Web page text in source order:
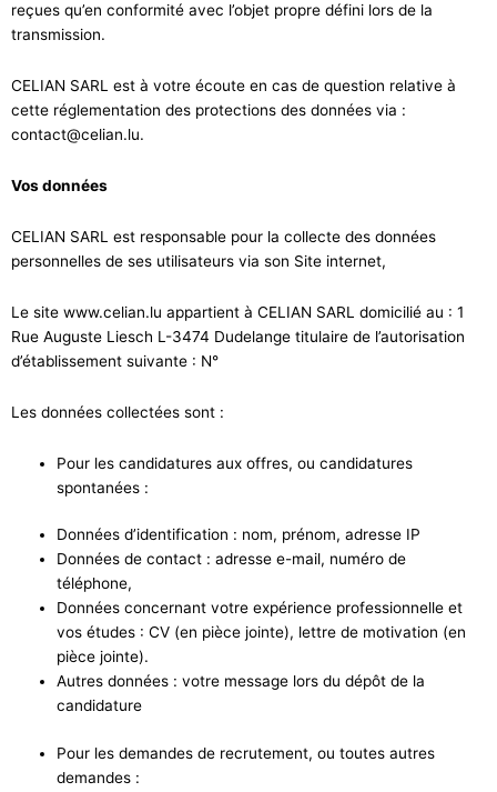
reçues qu’en conformité avec l’objet propre défini lors de la
transmission.
CELIAN SARL est à votre écoute en cas de question relative à
cette réglementation des protections des données via :
contact@celian.lu.
Vos données
CELIAN SARL est responsable pour la collecte des données
personnelles de ses utilisateurs via son Site internet,
Le site www.celian.lu appartient à CELIAN SARL domicilié au : 1
Rue Auguste Liesch L-3474 Dudelange titulaire de l’autorisation
d’établissement suivante : N°
Les données collectées sont :
Pour les candidatures aux offres, ou candidatures
spontanées :
Données d’identification : nom, prénom, adresse IP
Données de contact : adresse e-mail, numéro de
téléphone,
Données concernant votre expérience professionnelle et
vos études : CV (en pièce jointe), lettre de motivation (en
pièce jointe).
Autres données : votre message lors du dépôt de la
candidature
Pour les demandes de recrutement, ou toutes autres
demandes :